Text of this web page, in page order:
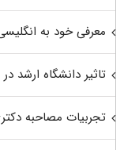
معرفی خود به
تاثیر دانشگاه ارشد
تجربیات مصاحبه